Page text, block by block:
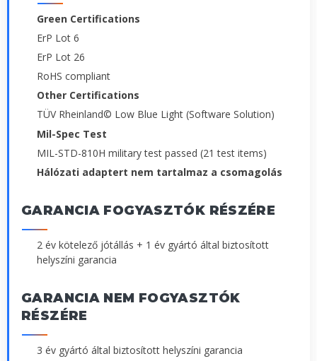
Green Certifications
ErP Lot 6
ErP Lot 26
RoHS compliant
Other Certifications
TÜV Rheinland© Low Blue Light (Software Solution)
Mil-Spec Test
MIL-STD-810H military test passed (21 test items)
Hálózati adaptert nem tartalmaz a csomagolás
GARANCIA FOGYASZTÓK RÉSZÉRE
2 év kötelező jótállás + 1 év gyártó által biztosított
helyszíni garancia
GARANCIA NEM FOGYASZTÓK
RÉSZÉRE
3 év gyártó által biztosított helyszíni garancia